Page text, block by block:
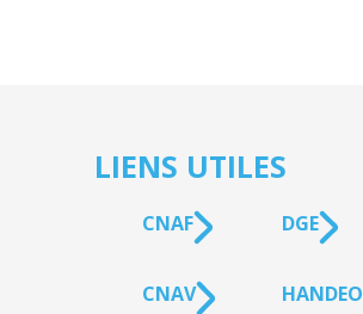
LIENS UTILES
CNAF
CNAV
DGE
HANDEO